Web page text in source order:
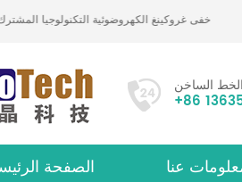
خفى غروكينغ الكهروضوئية التكنولوجيا
الخط الساخن
+86
الصفحة عنا